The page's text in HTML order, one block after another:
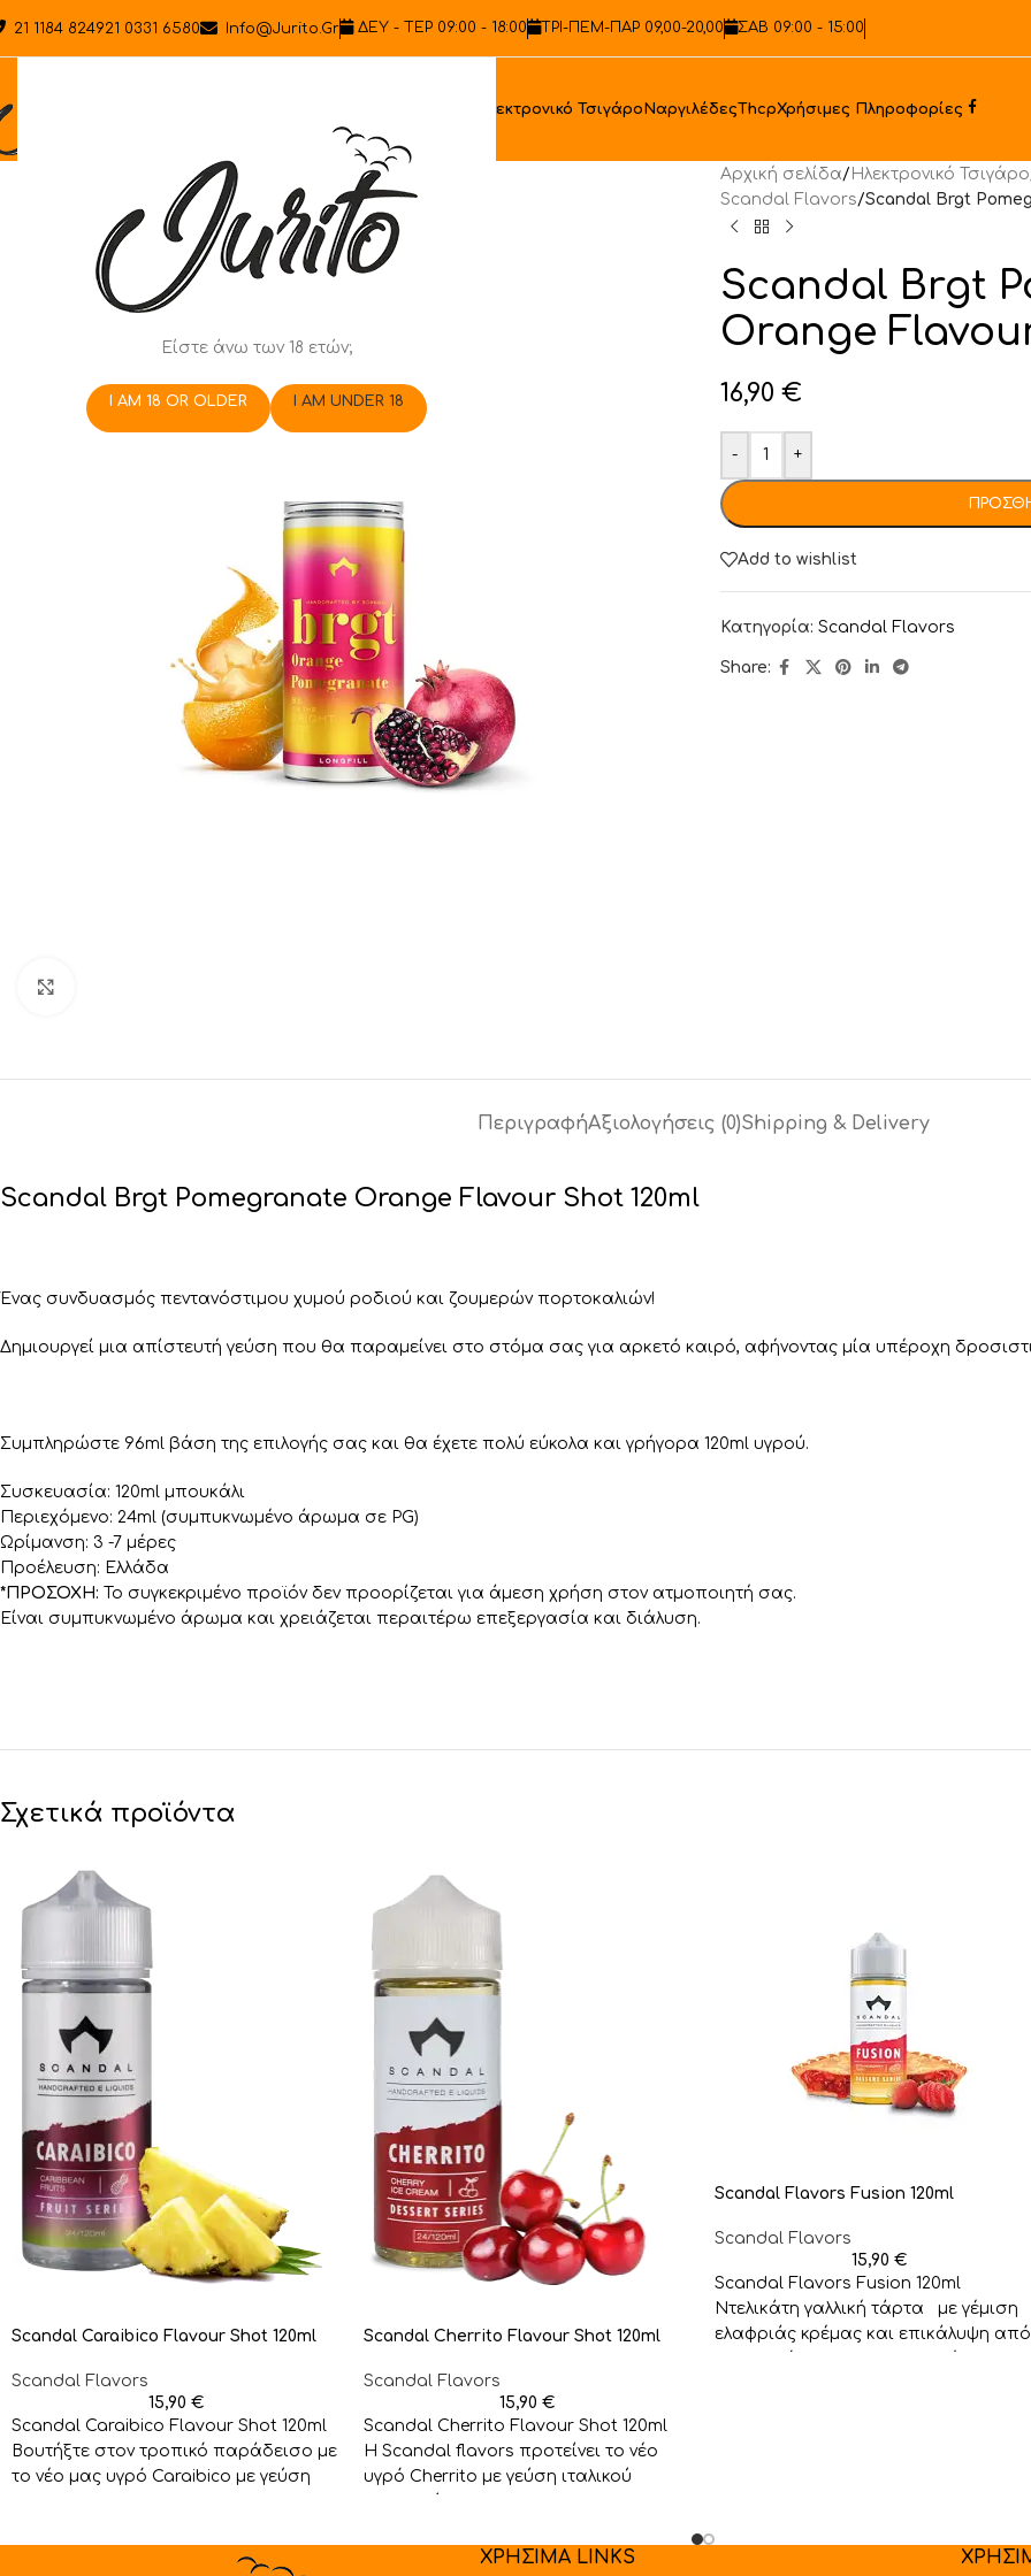
Είστε άνω των 18 ετών;
I AM 18 OR OLDER I AM UNDER 18
21 1184 824921 0331 6580 Info@jurito.gr ΔΕΥ - ΤΕΡ 09:00 - 18:00 ΤΡΙ-ΠΕΜ-ΠΑΡ 09,00-20,00 ΣΑΒ 09:00 - 15:00
Ηλεκτρονικό Τσιγάρο ΝαργιλέδεςThcpΧρήσιμες Πληροφορίες
Αρχική σελίδα/ Ηλεκτρονικό Τσιγάρο
Scandal Flavors/Scandal Brgt
Scandal Brgt
Orange
16,90 €
- +
Add to wishlist
Κατηγορία: Scandal Flavors
Share:
ΠεριγραφήΑξιολογήσεις (0)Shipping & Delivery
Scandal Brgt Pomegranate Orange Flavour Shot 120ml
Ένας συνδυασμός πεντανόστιμου χυμού ροδιού και ζουμερών πορτοκαλιών!
Δημιουργεί μια απίστευτή γεύση που θα παραμείνει στο στόμα σας για αρκετό καιρό, αφήνοντας μία υπέροχη
Συμπληρώστε 96ml βάση της επιλογής σας και θα έχετε πολύ εύκολα και γρήγορα 120ml υγρού.
Συσκευασία: 120ml μπουκάλι
Περιεχόμενο: 24ml (συμπυκνωμένο άρωμα σε PG)
Ωρίμανση: 3 -7 μέρες
Προέλευση: Ελλάδα
*ΠΡΟΣΟΧΗ: Το συγκεκριμένο προϊόν δεν προορίζεται για άμεση χρήση στον ατμοποιητή σας.
Είναι συμπυκνωμένο άρωμα και χρειάζεται περαιτέρω επεξεργασία και διάλυση.
Σχετικά προϊόντα
Scandal Caraibico Flavour Shot 120ml
Scandal Flavors
15,90 €
Scandal Caraibico Flavour Shot 120ml
Βουτήξτε στον τροπικό παράδεισο με
το νέο μας υγρό Caraibico με γεύση
Scandal Cherrito Flavour Shot 120ml
Scandal Flavors
15,90€
Scandal Cherrito Flavour Shot 120ml
Η Scandal flavors προτείνει το νέο
υγρό Cherrito με γεύση ιταλικού
Scandal Flavors Fusion 120ml
Scandal Flavors
15,90 €
Scandal Flavors Fusion 120ml
Ντελικάτη γαλλική τάρτα με γέμιση
ελαφριάς κρέμας και επικάλυψη από
ΧΡΗΣΙΜΑ LINKS